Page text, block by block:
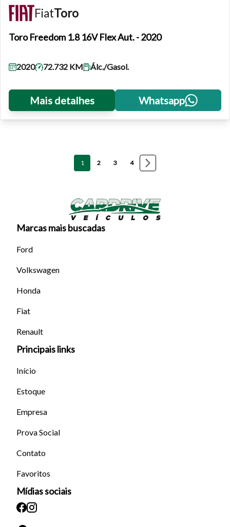
FiatToro
Toro Freedom 1.8 16V Flex Aut. - 2020
2020 72.732 KM Álc./Gasol.
Mais detalhes Whatsapp
1 2 3 4
Marcas mais buscadas
Ford
Volkswagen
Honda
Fiat
Renault
Principais links
Início
Estoque
Empresa
Prova Social
Contato
Favoritos
Mídias sociais